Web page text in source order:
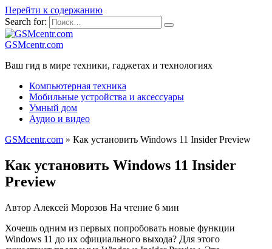
Перейти к содержанию
Search for:
GSMcentr.com
Ваш гид в мире техники, гаджетах и технологиях
Компьютерная техника
Мобильные устройства и аксессуары
Умный дом
Аудио и видео
GSMcentr.com » Как установить Windows 11 Insider Preview
Как установить Windows 11 Insider
Preview
Автор Алексей Морозов На чтение 6 мин
Хочешь одним из первых попробовать новые функции
Windows 11 до их официального выхода? Для этого